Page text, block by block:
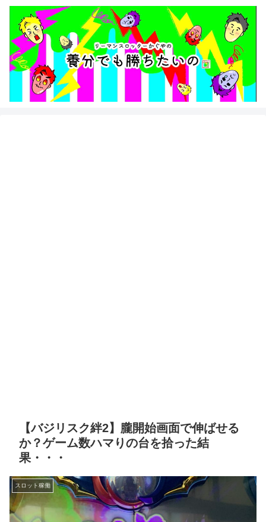
【バジリスク絆2】朧開始画面で伸ばせる
か？ゲーム数ハマりの台を拾った結
果・・・
スロット稼働